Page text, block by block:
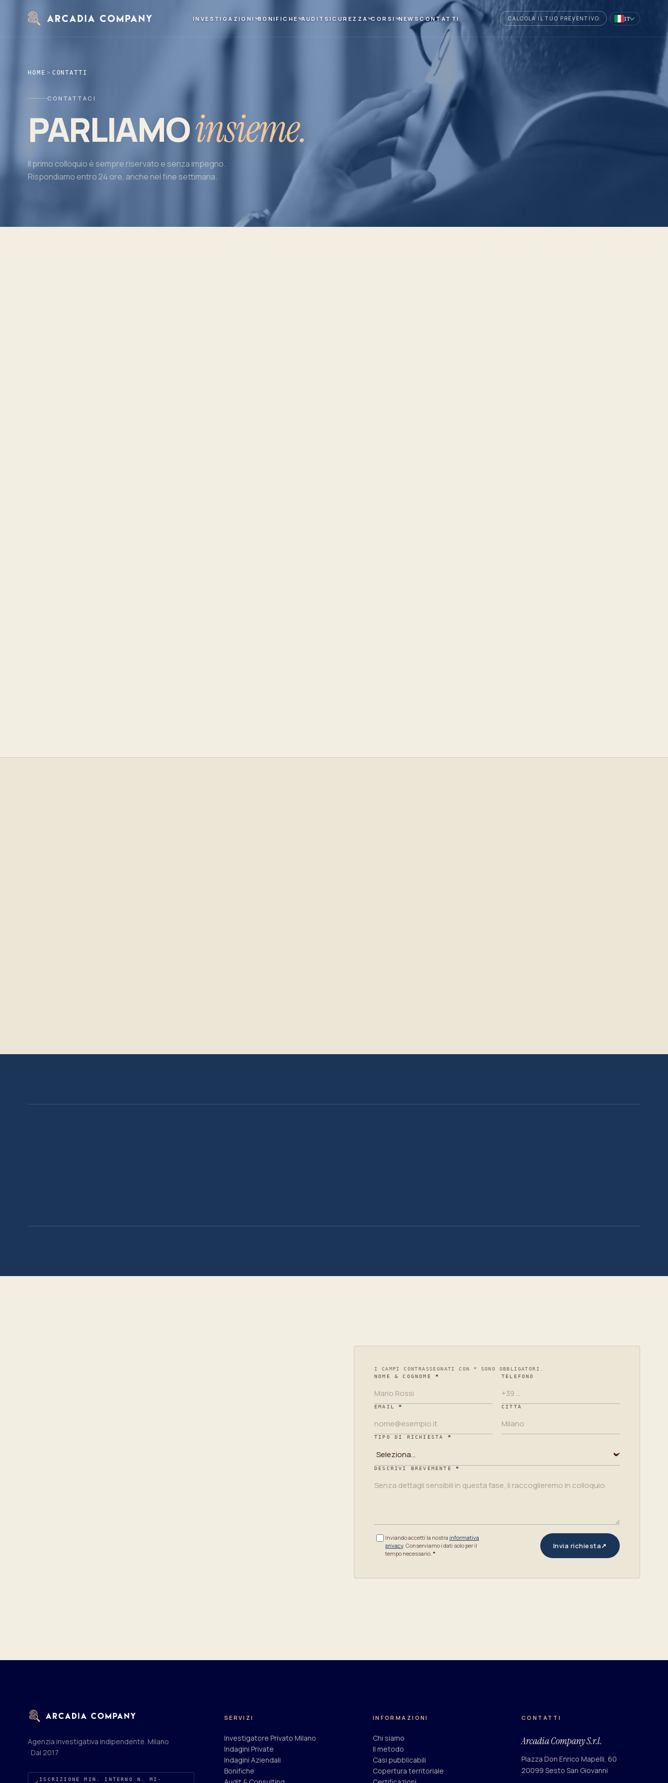
INVESTIGAZIONI BONIFICHE AUDIT SICUREZZA CORSI NEWSCONTATTI CALCOLA IL TUO PREVENTIVO IT
HOME > CONTATTI
CONTATTACI
PARLIAMOinsieme.
Il primo colloquio è sempre riservato e senza impegno.
Rispondiamo entro 24 ore, anche nel fine settimana.
Leave
empty
I CAMPI CONTRASSEGNATI CON * SONO OBBLIGATORI.
NOME & COGNOME
* TELEFONO
EMAIL * CITTÀ
TIPO DI RICHIESTA *
DESCRIVI BREVEMENTE *
Inviando accetti la nostra informativa
privacy. Conserviamo i dati solo per il
tempo necessario. *
Invia richiesta↗
Agenzia investigativa indipendente. Milano
· Dal 2017
ISCRIZIONE MIN. INTERNO N. MI-
SERVIZI
Investigatore Privato Milano
Indagini Private
Indagini Aziendali
Bonifiche
INFORMAZIONI
Chi siamo
Il metodo
Casi pubblicabili
Copertura territoriale
CONTATTI
Arcadia Company S.r.l.
Piazza Don Enrico Mapelli, 60
20099 Sesto San Giovanni